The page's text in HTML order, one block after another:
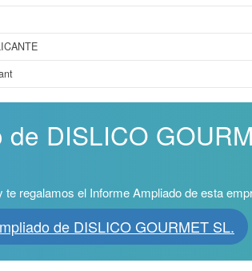
DISLICO
te regalamos el Informe Ampliado de esta
de DISLICO GOURMET SL.